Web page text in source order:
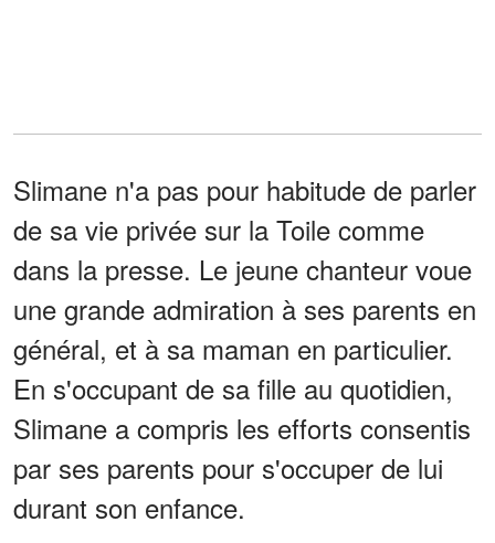
Slimane n'a pas pour habitude de parler
de sa vie privée sur la Toile comme
dans la presse. Le jeune chanteur voue
une grande admiration à ses parents en
général, et à sa maman en particulier.
En s'occupant de sa fille au quotidien,
Slimane a compris les efforts consentis
par ses parents pour s'occuper de lui
durant son enfance.